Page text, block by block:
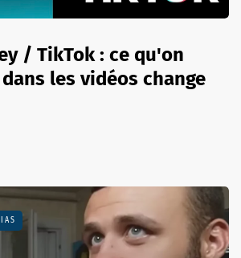
/ TikTok : ce qu'on
les vidéos change